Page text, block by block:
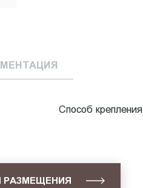
Способ крепления
РАЗМЕЩЕНИЯ